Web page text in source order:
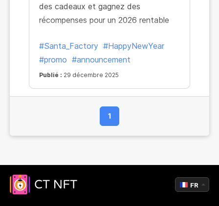
des cadeaux et gagnez des
récompenses pour un 2026 rentable
#Santa_Factory #HappyNewYear
#promo #announcement
Publié : 29 décembre 2025
1
FR